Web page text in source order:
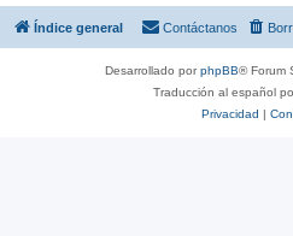
Índice general Contáctanos
Desarrollado porphpBB® Forum
Traducción al español
Privacidad |